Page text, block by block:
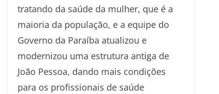
tratando da saúde da mulher, que é a
maioria da população, e a equipe do
Governo da Paraíba atualizou e
modernizou uma estrutura antiga de
João Pessoa, dando mais condições
para os profissionais de saúde